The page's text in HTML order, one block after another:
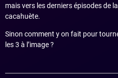
mais vers les derniers épisodes de
cacahuète.
Sinon comment y on fait pour
les 3 à l’image ?